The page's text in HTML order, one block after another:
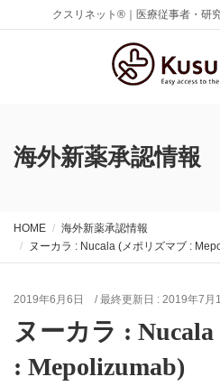
クスリネット®｜医療従事者・研
海外新薬承認情報
HOME
海外新薬承認情報
ヌーカラ : Nucala (メポリズマブ :
2019年6月6日 / 最終更新日 : 2019年7月
ヌーカラ :
: Mepolizumab)